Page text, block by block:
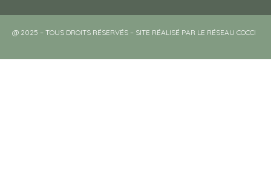
@ 2025 – TOUS DROITS RÉSERVÉS – SITE RÉALISÉ PAR LE RÉSEAU COCCI